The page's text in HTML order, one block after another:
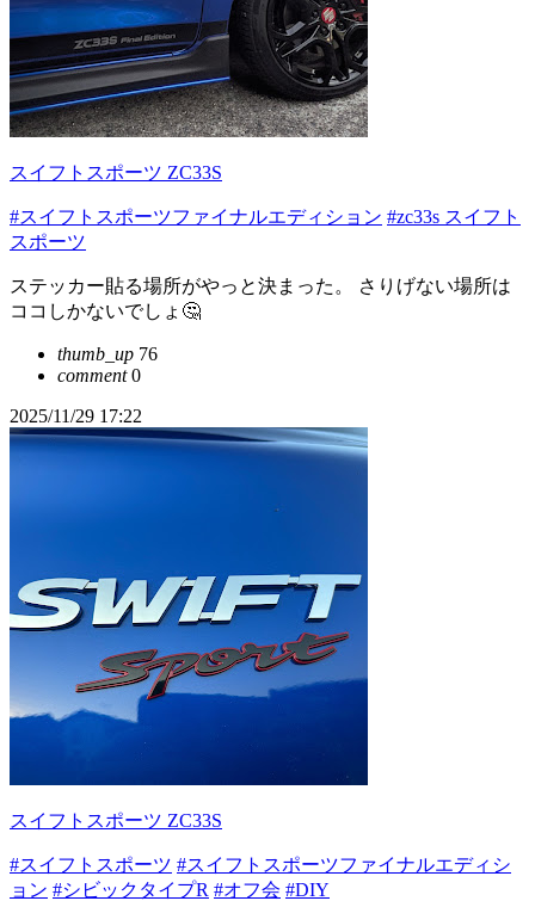
スイフトスポーツ ZC33S
#スイフトスポーツファイナルエディション #zc33s スイフト
スポーツ
ステッカー貼る場所がやっと決まった。 さりげない場所は
ココしかないでしょ🤔
thumb_up 76
comment0
2025/11/29 17:22
スイフトスポーツ ZC33S
#スイフトスポーツ #スイフトスポーツファイナルエディシ
ョン #シビックタイプR #オフ会 #DIY